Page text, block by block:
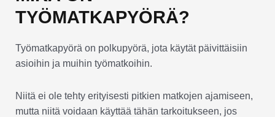
TYÖMATKAPYÖRÄ?
Työmatkapyörä on polkupyörä, jota käytät päivittäisiin
asioihin ja muihin työmatkoihin.
Niitä ei ole tehty erityisesti pitkien matkojen ajamiseen,
mutta niitä voidaan käyttää tähän tarkoitukseen, jos